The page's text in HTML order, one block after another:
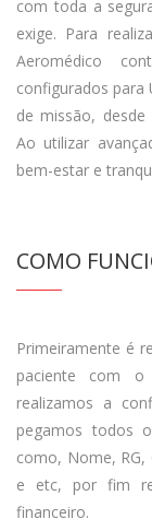
com toda a
exige. Para
Aeromédico
configurados
de missão,
Ao utilizar
bem-estar e
COMO
Primeiramente é
paciente com
realizamos a
pegamos todos
como, Nome, RG,
e etc, por fim
financeiro.